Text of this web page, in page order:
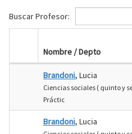
Buscar Profesor:
Nombre / Depto
Brandoni, Lucia
Ciencias sociales ( quinto y
Práctic
Brandoni, Lucia